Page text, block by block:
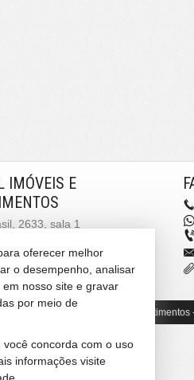
IMÓVEIS E
2633, sala 1
Camboriú -SC
2018- Imovill Imóveis e Investimentos
oferecer melhor
o desempenho, analisar
nosso site e gravar
por meio de
você concorda com o uso
informações visite